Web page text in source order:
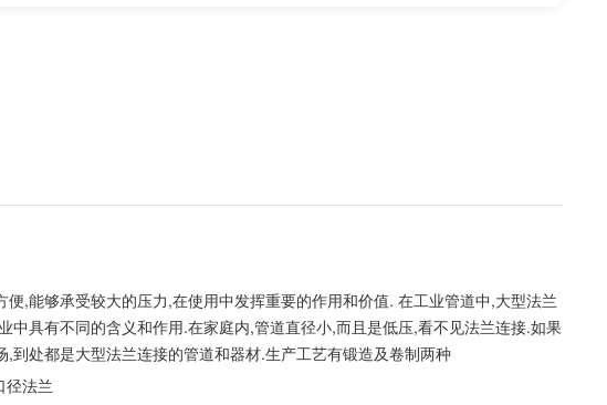
便,能够承受较大的压力,在使用中发挥重要的作用和价值. 在工业管道中,大型法兰
中具有不同的含义和作用.在家庭内,管道直径小,而且是低压,看不见法兰连接.如果
,到处都是大型法兰连接的管道和器材.生产工艺有锻造及卷制两种
径法兰